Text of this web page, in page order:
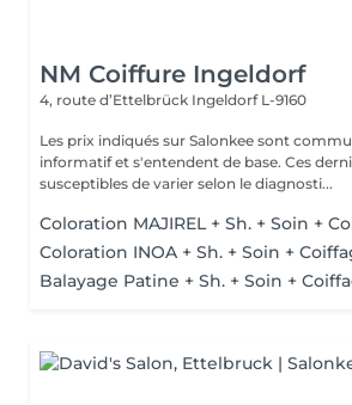
NM Coiffure Ingeldorf
4, route d’Ettelbrück Ingeldorf L-9160
Les prix indiqués sur Salonkee sont
informatif et s'entendent de base. Ces
susceptibles de varier selon le diagnosti...
Coloration MAJIREL + Sh. + Soin +
Coloration INOA + Sh. + Soin +
Balayage Patine + Sh. + Soin +